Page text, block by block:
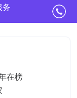
务
在榜